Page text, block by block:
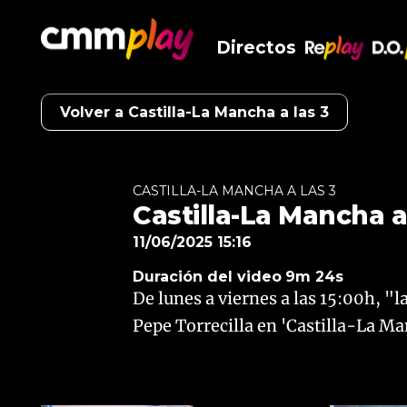
Directos
Volver a Castilla-La Mancha a las 3
CASTILLA-LA MANCHA A LAS 3
Castilla-La Mancha
11/06/2025 15:16
Duración del video 9m 24s
De lunes a viernes a las 15:00h,
Pepe Torrecilla en 'Castilla-La